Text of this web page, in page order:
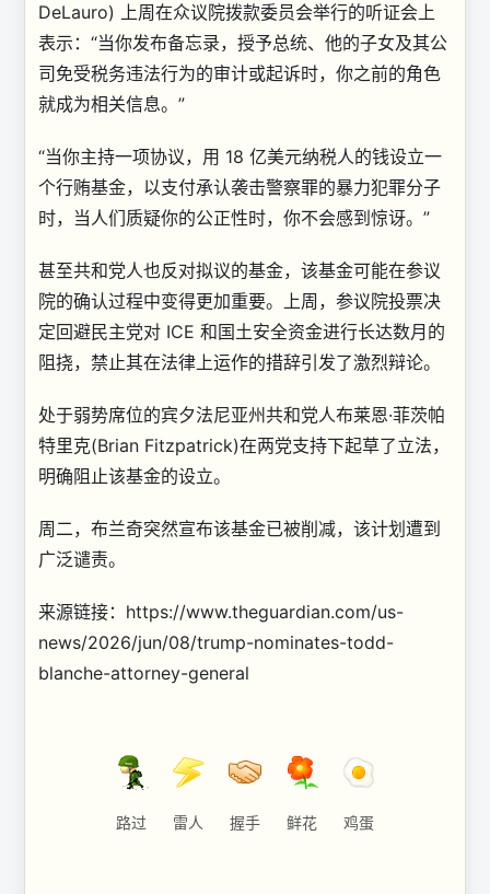
DeLauro) 上周在众议院拨款委员会举行的听证会上
表示：“当你发布备忘录，授予总统、他的子女及其公
司免受税务违法行为的审计或起诉时，你之前的角色
就成为相关信息。”
“当你主持一项协议，用 18 亿美元纳税人的钱设立一
个行贿基金，以支付承认袭击警察罪的暴力犯罪分子
时，当人们质疑你的公正性时，你不会感到惊讶。”
甚至共和党人也反对拟议的基金，该基金可能在参议
院的确认过程中变得更加重要。上周，参议院投票决
定回避民主党对 ICE 和国土安全资金进行长达数月的
阻挠，禁止其在法律上运作的措辞引发了激烈辩论。
处于弱势席位的宾夕法尼亚州共和党人布莱恩·菲茨帕
特里克(Brian Fitzpatrick)在两党支持下起草了立法，
明确阻止该基金的设立。
周二，布兰奇突然宣布该基金已被削减，该计划遭到
广泛谴责。
来源链接：https://www.theguardian.com/us-
news/2026/jun/08/trump-nominates-todd-
blanche-attorney-general
路过 雷人 握手 鲜花 鸡蛋